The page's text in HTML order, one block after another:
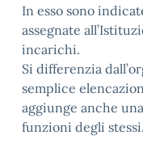
In esso sono
assegnate
incarichi.
Si differenzia
semplice
aggiunge anche
funzioni degli stessi.